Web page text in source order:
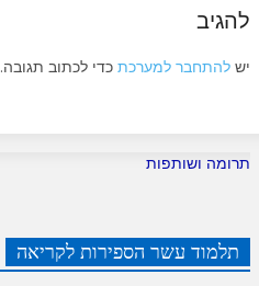
להגיב
יש להתחבר למערכת כדי לכתוב תגובה.
תרומה ושותפות
תלמוד עשר הספירות לקריאה